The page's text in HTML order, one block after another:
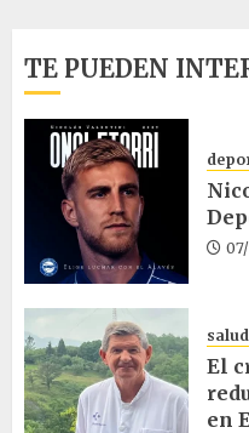
TE PUEDEN
salud
El
en